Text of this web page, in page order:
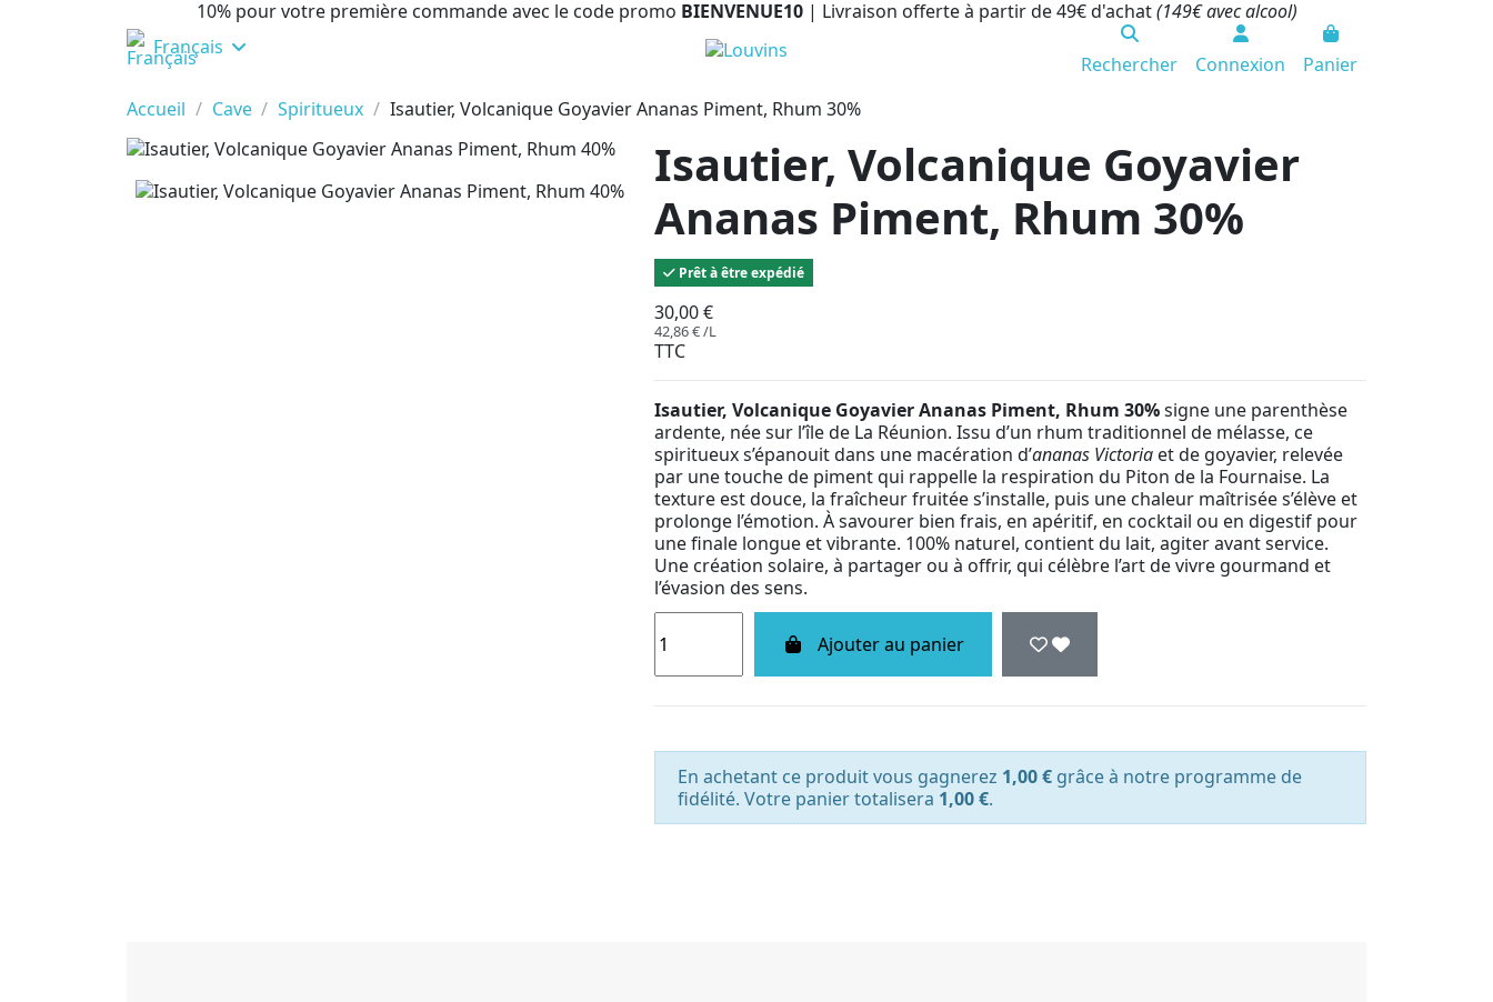
10% pour votre première commande avec le code promo BIENVENUE10 | Livraison offerte à partir de 49€ d'achat(149€ avec alcool)
Français
Rechercher Connexion
Panier
Accueil
Cave Spiritueux Isautier, Volcanique Goyavier Ananas Piment, Rhum 30%
Isautier, Volcanique Goyavier
Ananas Piment, Rhum 30%
Prêt à être expédié
30,00 €
42,86 € /L
TTC
Isautier, Volcanique Goyavier Ananas Piment, Rhum 30%signe une parenthèse
ardente, née sur l’île de La Réunion. Issu d’un rhum traditionnel de mélasse, ce
spiritueux s’épanouit dans une macération d’ananas Victoria et de goyavier, relevée
par une touche de piment qui rappelle la respiration du Piton de la Fournaise. La
texture est douce, la fraîcheur fruitée s’installe, puis une chaleur maîtrisée s’élève et
prolonge l’émotion. À savourer bien frais, en apéritif, en cocktail ou en digestif pour
une finale longue et vibrante. 100% naturel, contient du lait, agiter avant service.
Une création solaire, à partager ou à offrir, qui célèbre l’art de vivre gourmand et
l’évasion des sens.
Ajouter au panier
En achetant ce produit vous gagnerez 1,00 € grâce à notre programme de
fidélité. Votre panier totalisera 1,00 €.